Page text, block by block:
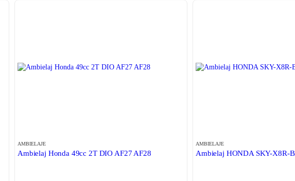
AMBIELAJE
Ambielaj Honda 49cc 2T DIO AF27 AF28
AMBIELAJE
Ambielaj HONDA SKY-X8R-